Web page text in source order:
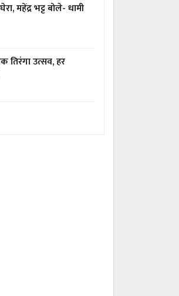
महेंद्र भट्ट बोले- धामी
तिरंगा उत्सव, हर